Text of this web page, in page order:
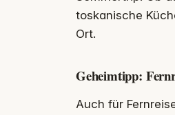
toskanische
Ort.
Geheimtipp:
Auch für